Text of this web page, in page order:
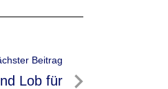
Beitrag
Lob für